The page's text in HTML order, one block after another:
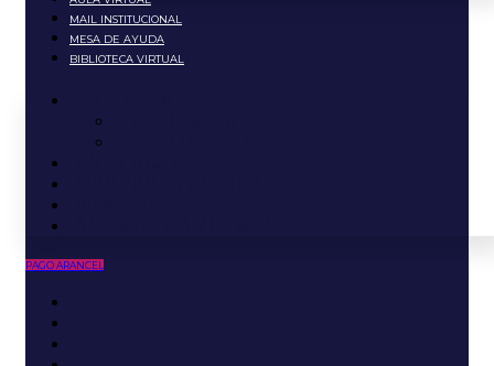
MAIL INSTITUCIONAL
MESA DE AYUDA
BIBLIOTECA VIRTUAL
PAGO ARANCEL